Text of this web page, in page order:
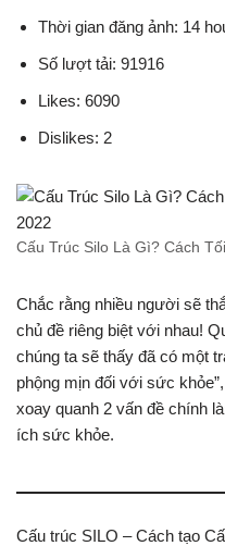
Thời gian đăng ảnh: 14
Số lượt tải: 91916
Likes: 6090
Dislikes: 2
Cấu Trúc Silo Là Gì? Cách
Chắc rằng nhiều người sẽ
chủ đề riêng biệt với nhau!
chúng ta sẽ thấy đã có một
phộng mịn đối với sức
xoay quanh 2 vấn đề chính
ích sức khỏe.
Cấu trúc SILO – Cách tạo